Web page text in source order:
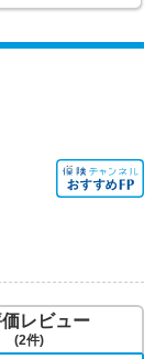
レビュー
(2件)